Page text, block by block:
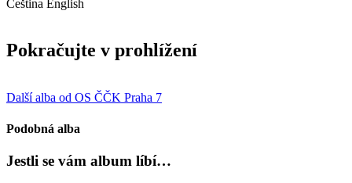
Čeština English
Pokračujte v prohlížení
Další alba od OS ČČK Praha 7
Podobná alba
Jestli se vám album líbí…